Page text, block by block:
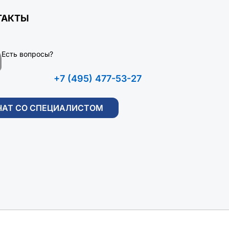
Есть вопросы?
+7 (495) 477-53-27
СО СПЕЦИАЛИСТОМ